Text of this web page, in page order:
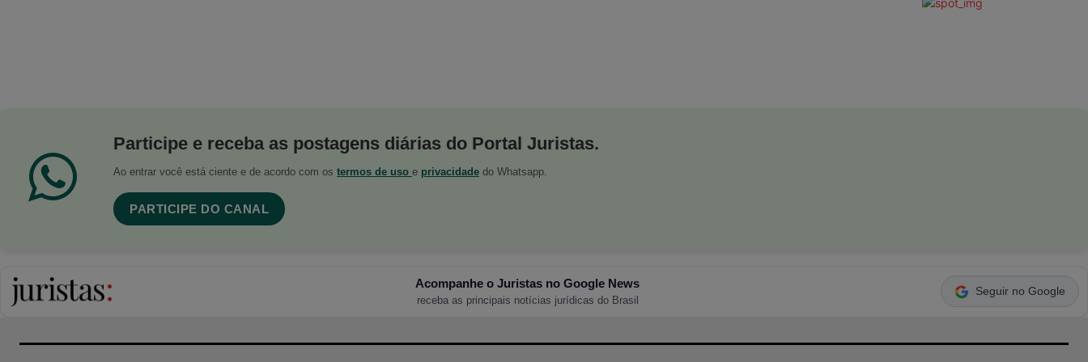
Participe e receba as postagens diárias do Portal Juristas.
Ao entrar você está ciente e de acordo com os termos de uso e privacidade do Whatsapp.
PARTICIPE DO CANAL
Acompanhe o Juristas no Google News
receba as principais notícias jurídicas do Brasil
Seguir no Google